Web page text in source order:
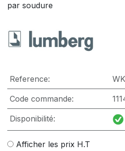
par soudure
Reference:
Code commande:
Disponibilité:
Afficher les prix H.T